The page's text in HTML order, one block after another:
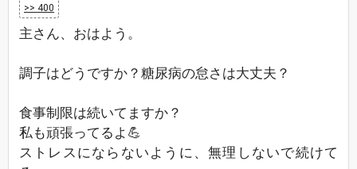
>> 400
主さん、おはよう。
調子はどうですか？糖尿病の怠さは大丈夫？
食事制限は続いてますか？
私も頑張ってるよ💪
ストレスにならないように、無理しないで続けて